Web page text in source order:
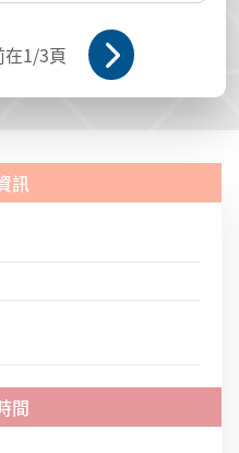
在1/3頁